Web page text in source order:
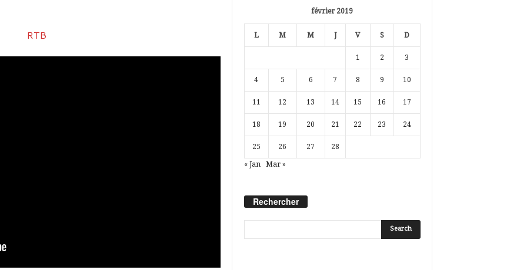
février 2019
L M M J V S D
1 2 3
4 5 6 7 8 9 10
11 12 13 14 15 16 17
18 19 20 21 22 23 24
25 26 27 28
« Jan Mar »
Rechercher